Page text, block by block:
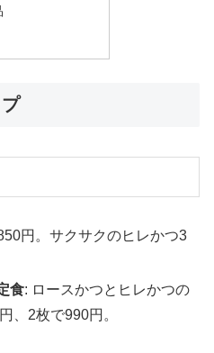
円。サクサクのヒレかつ3
食: ロースかつとヒレかつの
、2枚で990円。